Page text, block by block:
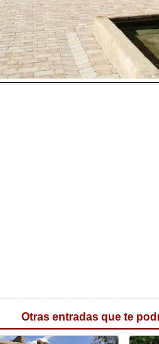
Otras entradas que te